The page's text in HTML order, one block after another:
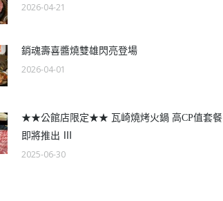
2026-04-21
銷魂壽喜醬燒雙雄閃亮登場
2026-04-01
★★公館店限定★★ 瓦崎燒烤火鍋 高CP值套餐
即將推出 Ⅲ
2025-06-30